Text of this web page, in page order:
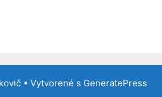
• Vytvorené s GeneratePress